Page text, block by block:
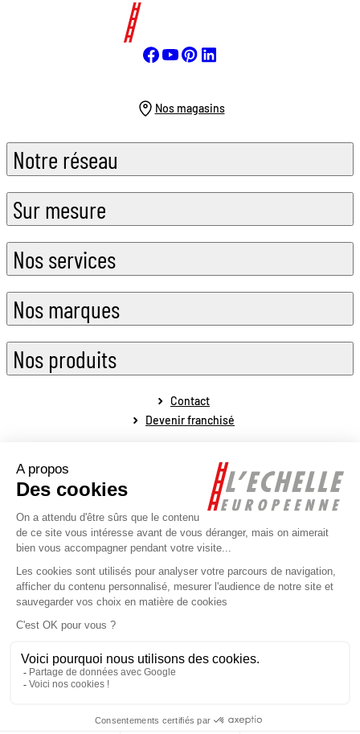
Nos magasins
Notre réseau
Sur mesure
Nos services
Nos marques
Nos produits
Contact
Devenir franchisé
Mentions légales
Conditions générales de vente
Conditions générales de fonctionnement
Politique de protection des données personnelles